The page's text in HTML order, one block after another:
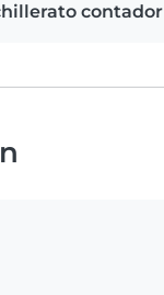
contador